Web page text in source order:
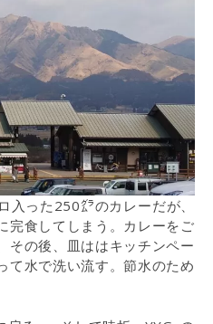
入った250㌘のカレーだが、
完食してしまう。カレーをご
その後、皿ははキッチンペー
て水で洗い流す。節水のため